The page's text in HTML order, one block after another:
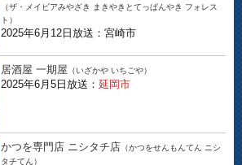
（ザ・メイビアみやざき まきやきとてっぱんやき フォレス
ト）
2025年6月12日放送：宮崎市
居酒屋 一期屋 （いざかや いちごや）
2025年6月5日放送： 延岡市
かつを専門店 ニシタチ店 （かつをせんもんてん ニシ
タチてん）